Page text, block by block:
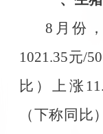
8 月份
1021.35元/50
比）上涨
（下称同比